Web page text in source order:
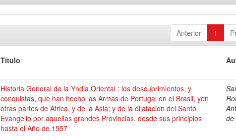
Anterior 1
Título
Historia General de la Yndia Oriental : los descubrimientos, y
conquistas, que han hecho las Armas de Portugal en el Brasil, yen
otras partes de Africa, y de la Asia; y de la dilatacion del Santo
Evangelio por aquellas grandes Provincias, desde sus principios
hasta el Año de 1557
de